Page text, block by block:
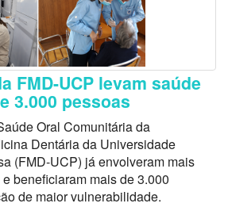
FMD-UCP levam saúde
3.000 pessoas
Oral Comunitária da
Dentária da Universidade
(FMD-UCP) já envolveram mais
beneficiaram mais de 3.000
de maior vulnerabilidade.